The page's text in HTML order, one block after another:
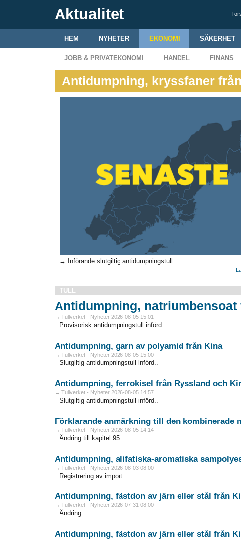
Aktualitet
HEM NYHETER EKONOMI SÄKERHET
JOBB & PRIVATEKONOMI HANDEL FINANS
Antidumpning,
→ Införande slutgiltig antidumpningstull..
TULL
Antidumpning, natriumbensoat
→ Tullverket - Nyheter 2026-08-05 15:01
Provisorisk antidumpningstull införd..
Antidumpning, garn av polyamid från Kina
→ Tullverket - Nyheter 2026-08-05 15:00
Slutgiltig antidumpningstull införd..
Antidumpning, ferrokisel från Ryssland och
→ Tullverket - Nyheter 2026-08-05 14:57
Slutgiltig antidumpningstull införd..
Förklarande anmärkning till den kombinerade
→ Tullverket - Nyheter 2026-08-05 14:14
Ändring till kapitel 95..
Antidumpning, alifatiska-aromatiska
→ Tullverket - Nyheter 2026-08-03 08:00
Registrering av import..
Antidumpning, fästdon av järn eller stål från
→ Tullverket - Nyheter 2026-07-31 08:00
Ändring..
Antidumpning,